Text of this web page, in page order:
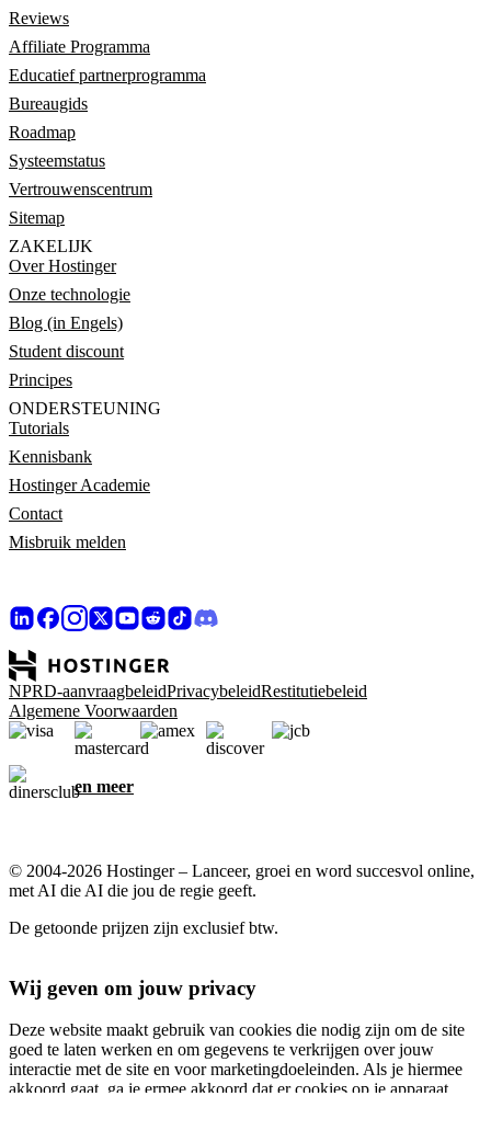
Reviews
Affiliate Programma
Educatief partnerprogramma
Bureaugids
Roadmap
Systeemstatus
Vertrouwenscentrum
Sitemap
ZAKELIJK
Over Hostinger
Onze technologie
Blog (in Engels)
Student discount
Principes
ONDERSTEUNING
Tutorials
Kennisbank
Hostinger Academie
Contact
Misbruik melden
NPRD-aanvraagbeleidPrivacybeleidRestitutiebeleid
Algemene Voorwaarden
en meer
© 2004-2026 Hostinger – Lanceer, groei en word succesvol online,
met AI die AI die jou de regie geeft.
De getoonde prijzen zijn exclusief btw.
Wij geven om jouw privacy
Deze website maakt gebruik van cookies die nodig zijn om de site
goed te laten werken en om gegevens te verkrijgen over jouw
interactie met de site en voor marketingdoeleinden. Als je hiermee
akkoord gaat, ga je ermee akkoord dat er cookies op je apparaat